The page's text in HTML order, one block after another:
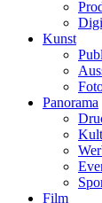
Kunst
Panorama
Film